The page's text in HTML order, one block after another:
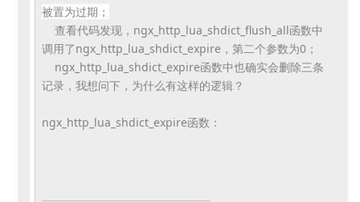
被置为过期；
查看代码发现，ngx_http_lua_shdict_ flush_all函数中
调用了ngx_http_lua_ shdict_expire，第二个参数为0；
ngx_http_lua_shdict_ expire函数中也确实会删除三条
记录，我想问下， 为什么有这样的逻辑？
ngx_http_lua_shdict_expire函数：